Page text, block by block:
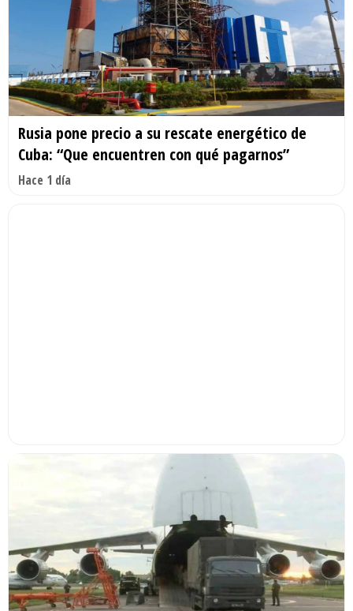
Rusia pone precio a su rescate energético de
Cuba: “Que encuentren con qué pagarnos”
Hace 1 día